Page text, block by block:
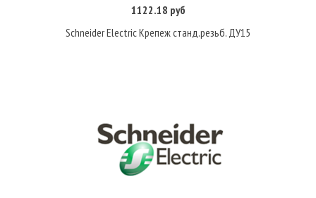
1122.18 руб
Schneider Electric Крепеж станд.резьб. ДУ15